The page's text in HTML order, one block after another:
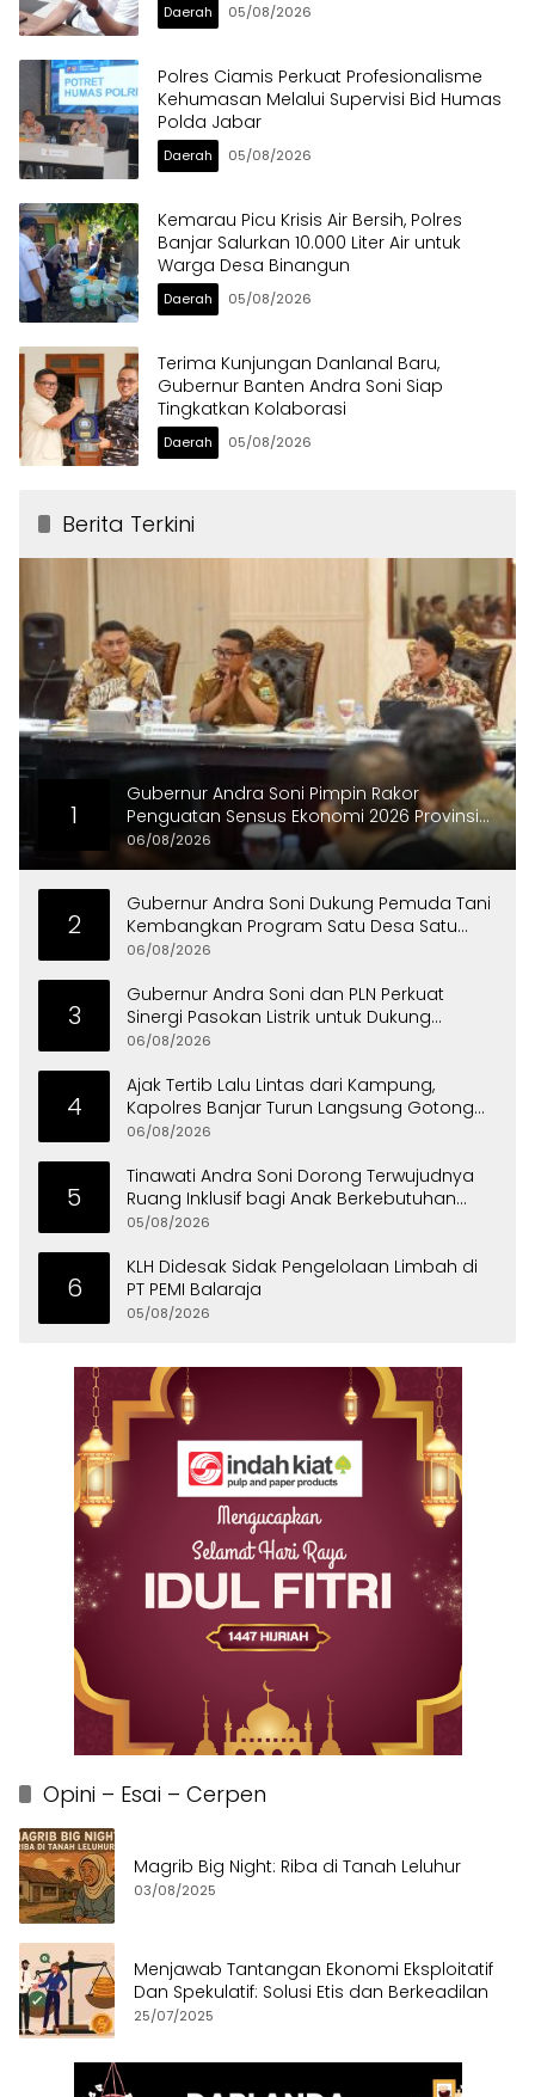
Daerah 05/08/2026
Polres Ciamis Perkuat Profesionalisme
Kehumasan Melalui Supervisi Bid Humas
Polda Jabar
Daerah 05/08/2026
Kemarau Picu Krisis Air Bersih, Polres
Banjar Salurkan 10.000 Liter Air untuk
Warga Desa Binangun
Daerah 05/08/2026
Terima Kunjungan Danlanal Baru,
Gubernur Banten Andra Soni Siap
Tingkatkan Kolaborasi
Daerah 05/08/2026
Berita Terkini
1
Gubernur Andra Soni Pimpin Rakor
Penguatan Sensus Ekonomi 2026 Provinsi
Banten
06/08/2026
2
Gubernur Andra Soni Dukung Pemuda Tani
Kembangkan Program Satu Desa Satu
Hektare Jagung
06/08/2026
3
Gubernur Andra Soni dan PLN Perkuat
Sinergi Pasokan Listrik untuk Dukung
Investasi
06/08/2026
4
Ajak Tertib Lalu Lintas dari Kampung,
Kapolres Banjar Turun Langsung Gotong
Royong Bersama Warga
06/08/2026
5
Tinawati Andra Soni Dorong Terwujudnya
Ruang Inklusif bagi Anak Berkebutuhan
Khusus
05/08/2026
6
KLH Didesak Sidak Pengelolaan Limbah di
PT PEMI Balaraja
05/08/2026
Opini – Esai – Cerpen
Magrib Big Night: Riba di Tanah Leluhur
03/08/2025
Menjawab Tantangan Ekonomi Eksploitatif
Dan Spekulatif: Solusi Etis dan Berkeadilan
25/07/2025